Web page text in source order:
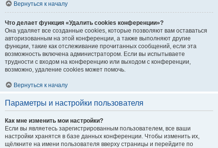
Вернуться к началу
Что делает функция «Удалить cookies конференции»?
Она удаляет все созданные cookies, которые позволяют вам оставаться
авторизованным на этой конференции, а также выполняют другие
функции, такие как отслеживание прочитанных сообщений, если эта
возможность включена администратором. Если вы испытываете
трудности с входом на конференцию или выходом с конференции,
возможно, удаление cookies может помочь.
Вернуться к началу
Параметры и настройки пользователя
Как мне изменить мои настройки?
Если вы являетесь зарегистрированным пользователем, все ваши
настройки хранятся в базе данных конференции. Чтобы изменить их,
щёлкните на имени пользователя вверху страницы и перейдите по